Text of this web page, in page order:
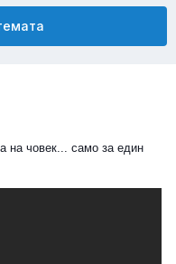
на човек... само за един